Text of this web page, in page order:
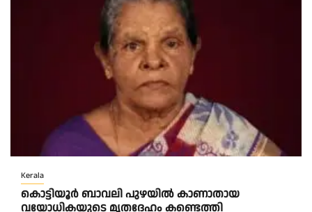
Kerala
കൊട്ടിയൂർ ബാവലി പുഴയിൽ കാണാതായ
വയോധികയുടെ മൃതദേഹം കണ്ടെത്തി